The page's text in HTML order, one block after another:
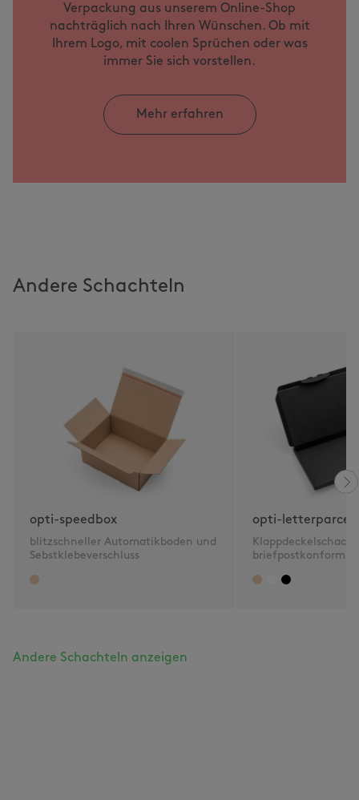
Verpackung aus unserem Online-Shop
nachträglich nach Ihren Wünschen. Ob mit
Ihrem Logo, mit coolen Sprüchen oder was
immer Sie sich vorstellen.
Mehr erfahren
Andere Schachteln
opti-speedbox
blitzschneller Automatikboden und
Sebstklebeverschluss
opti-letterparcel
briefpostkonform 2
Andere Schachteln anzeigen